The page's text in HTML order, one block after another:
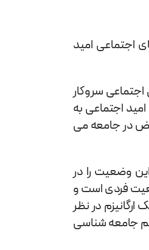
اجتماعی امید
سروکار
اجتماعی به
در جامعه می
وضعیت را در
فردی است و
در نظر
جامعه شناسی